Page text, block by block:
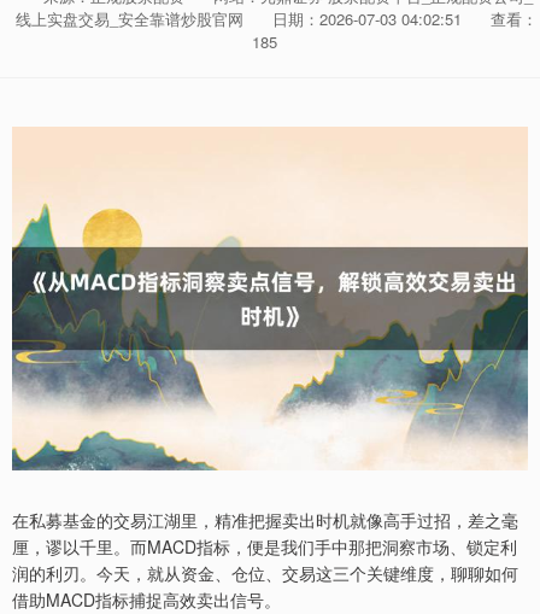
线上实盘交易_安全靠谱炒股官网
日期：2026-07-03 04:02:51
查看：
185
在私募基金的交易江湖里，精准把握卖出时机就像高手过招，差之毫
厘，谬以千里。而MACD指标，便是我们手中那把洞察市场、锁定利
润的利刃。今天，就从资金、仓位、交易这三个关键维度，聊聊如何
借助MACD指标捕捉高效卖出信号。